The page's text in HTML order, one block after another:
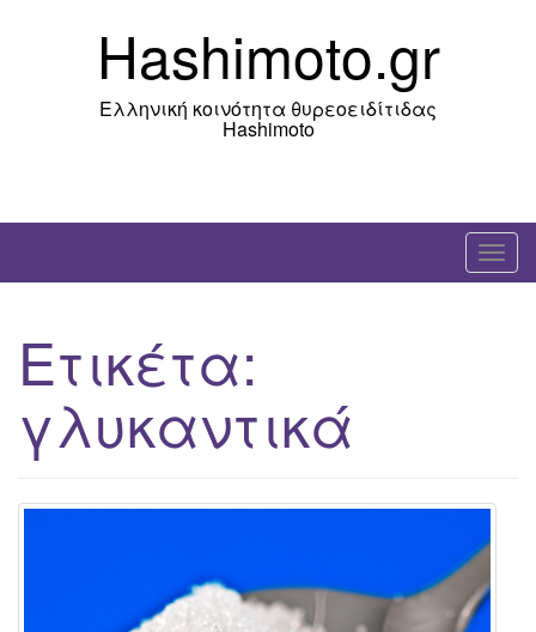
Hashimoto.gr
Ελληνική κοινότητα θυρεοειδίτιδας
Hashimoto
T
o
v
Ετικέτα:
γλυκαντικά